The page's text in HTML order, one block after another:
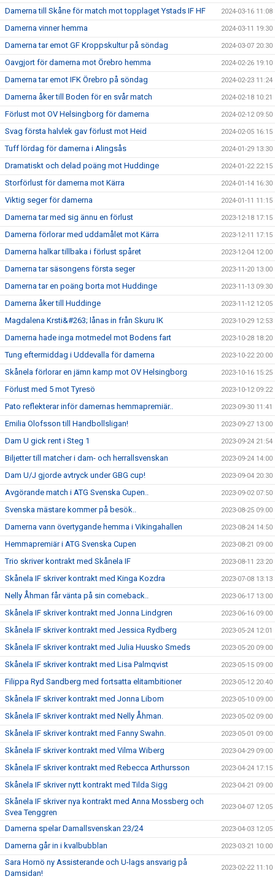
Damerna till Skåne för match mot topplaget Ystads IF HF 2024-03-16 11:08
Damerna vinner hemma 2024-03-11 19:30
Damerna tar emot GF Kroppskultur på söndag 2024-03-07 20:30
Oavgjort för damerna mot Örebro hemma 2024-02-26 19:10
Damerna tar emot IFK Örebro på söndag 2024-02-23 11:24
Damerna åker till Boden för en svår match 2024-02-18 10:21
Förlust mot OV Helsingborg för damerna 2024-02-12 09:50
Svag första halvlek gav förlust mot Heid 2024-02-05 16:15
Tuff lördag för damerna i Alingsås 2024-01-29 13:30
Dramatiskt och delad poäng mot Huddinge 2024-01-22 22:15
Storförlust för damerna mot Kärra 2024-01-14 16:30
Viktig seger för damerna 2024-01-11 11:15
Damerna tar med sig ännu en förlust 2023-12-18 17:15
Damerna förlorar med uddamålet mot Kärra 2023-12-11 17:15
Damerna halkar tillbaka i förlust spåret 2023-12-04 12:00
Damerna tar säsongens första seger 2023-11-20 13:00
Damerna tar en poäng borta mot Huddinge 2023-11-13 09:30
Damerna åker till Huddinge 2023-11-12 12:05
Magdalena Krsti&#263; lånas in från Skuru IK 2023-10-29 12:53
Damerna hade inga motmedel mot Bodens fart 2023-10-28 18:20
Tung eftermiddag i Uddevalla för damerna 2023-10-22 20:00
Skånela förlorar en jämn kamp mot OV Helsingborg 2023-10-16 15:25
Förlust med 5 mot Tyresö 2023-10-12 09:22
Pato reflekterar inför damernas hemmapremiär.. 2023-09-30 11:41
Emilia Olofsson till Handbollsligan! 2023-09-27 13:00
Dam U gick rent i Steg 1 2023-09-24 21:54
Biljetter till matcher i dam- och herrallsvenskan 2023-09-24 14:00
Dam U/J gjorde avtryck under GBG cup! 2023-09-04 20:30
Avgörande match i ATG Svenska Cupen.. 2023-09-02 07:50
Svenska mästare kommer på besök.. 2023-08-25 09:00
Damerna vann övertygande hemma i Vikingahallen 2023-08-24 14:50
Hemmapremiär i ATG Svenska Cupen 2023-08-21 09:00
Trio skriver kontrakt med Skånela IF 2023-08-11 23:20
Skånela IF skriver kontrakt med Kinga Kozdra 2023-07-08 13:13
Nelly Åhman får vänta på sin comeback.. 2023-06-17 13:00
Skånela IF skriver kontrakt med Jonna Lindgren 2023-06-16 09:00
Skånela IF skriver kontrakt med Jessica Rydberg 2023-05-24 12:01
Skånela IF skriver kontrakt med Julia Huusko Smeds 2023-05-20 09:00
Skånela IF skriver kontrakt med Lisa Palmqvist 2023-05-15 09:00
Filippa Ryd Sandberg med fortsatta elitambitioner 2023-05-12 20:40
Skånela IF skriver kontrakt med Jonna Libom 2023-05-10 09:00
Skånela IF skriver kontrakt med Nelly Åhman. 2023-05-02 09:00
Skånela IF skriver kontrakt med Fanny Swahn. 2023-05-01 09:00
Skånela IF skriver kontrakt med Vilma Wiberg 2023-04-29 09:00
Skånela IF skriver kontrakt med Rebecca Arthursson 2023-04-24 17:15
Skånela IF skriver nytt kontrakt med Tilda Sigg 2023-04-21 09:00
Skånela IF skriver nya kontrakt med Anna Mossberg och
Svea Tenggren
2023-04-07 12:05
Damerna spelar Damallsvenskan 23/24 2023-04-03 12:05
Damerna går in i kvalbubblan 2023-03-21 10:00
Sara Hornö ny Assisterande och U-lags ansvarig på
Damsidan!
2023-02-22 11:10